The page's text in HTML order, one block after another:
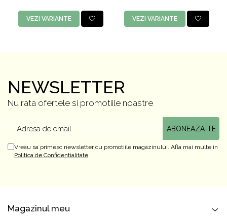
VEZI VARIANTE VEZI VARIANTE
NEWSLETTER
Nu rata ofertele si promotiile noastre
Vreau sa primesc newsletter cu promotiile magazinului. Afla mai multe in
Politica de Confidentialitate
Magazinul meu